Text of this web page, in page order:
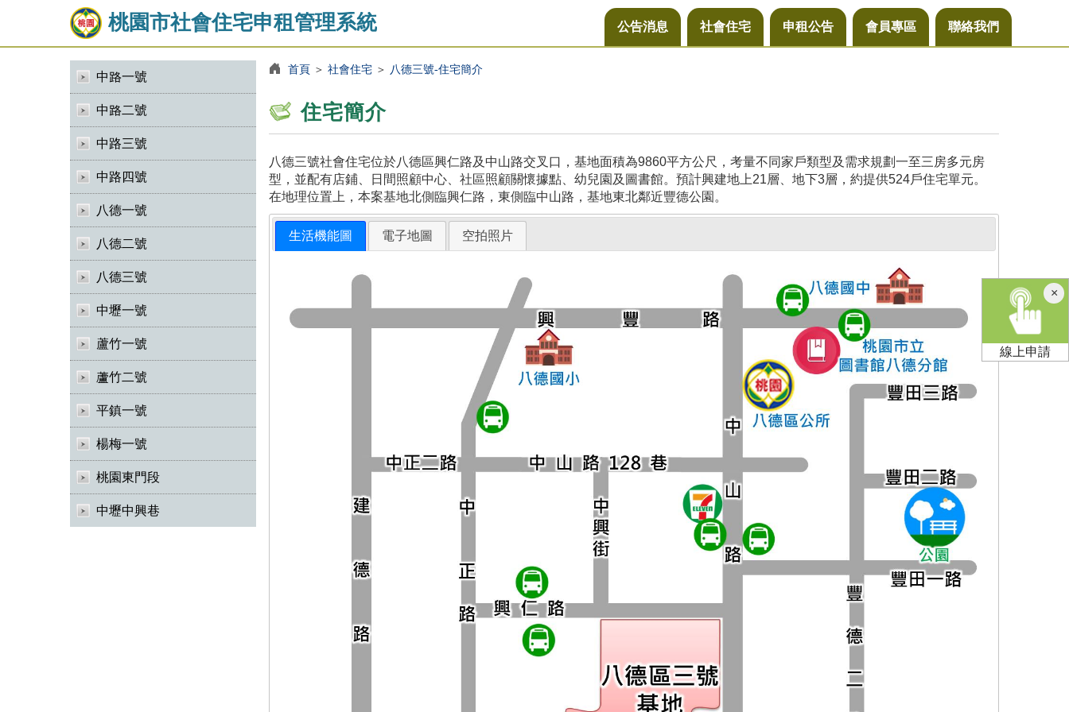
桃園市社會住宅申租管理系統 公告消息 社會住宅 申租公告 會員專區 聯絡我們
中路一號
中路二號
中路三號
中路四號
八德一號
八德二號
八德三號
中壢一號
蘆竹一號
蘆竹二號
平鎮一號
楊梅一號
桃園東門段
中壢中興巷
首頁＞ 社會住宅＞ 八德三號-住宅簡介
住宅簡介
八德三號社會住宅位於八德區興仁路及中山路交叉口，基地面積為9860平方公尺，考量不同家戶類型及需求規劃一至三房多元房
型，並配有店鋪、日間照顧中心、社區照顧關懷據點、幼兒園及圖書館。預計興建地上21層、地下3層，約提供524戶住宅單元。
在地理位置上，本案基地北側臨興仁路，東側臨中山路，基地東北鄰近豐德公園。
生活機能圖 電子地圖 空拍照片
×關
閉
線上申請